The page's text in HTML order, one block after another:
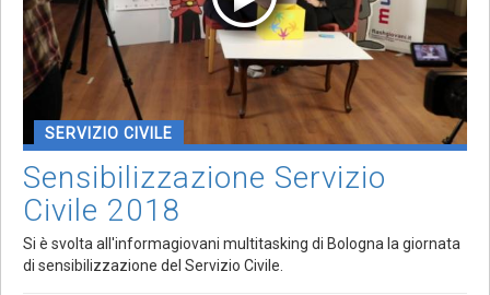
SERVIZIO CIVILE
Sensibilizzazione Servizio
Civile 2018
Si è svolta all'informagiovani multitasking di Bologna la giornata
di sensibilizzazione del Servizio Civile.